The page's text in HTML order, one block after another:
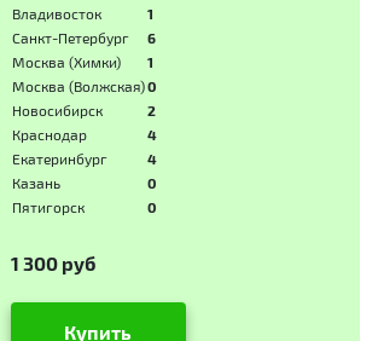
Владивосток
1
Санкт-Петербург
6
Москва (Химки)
1
Москва (Волжская)0
Новосибирск
2
Краснодар
4
Екатеринбург
4
Казань
0
Пятигорск
0
1 300 руб
Купить